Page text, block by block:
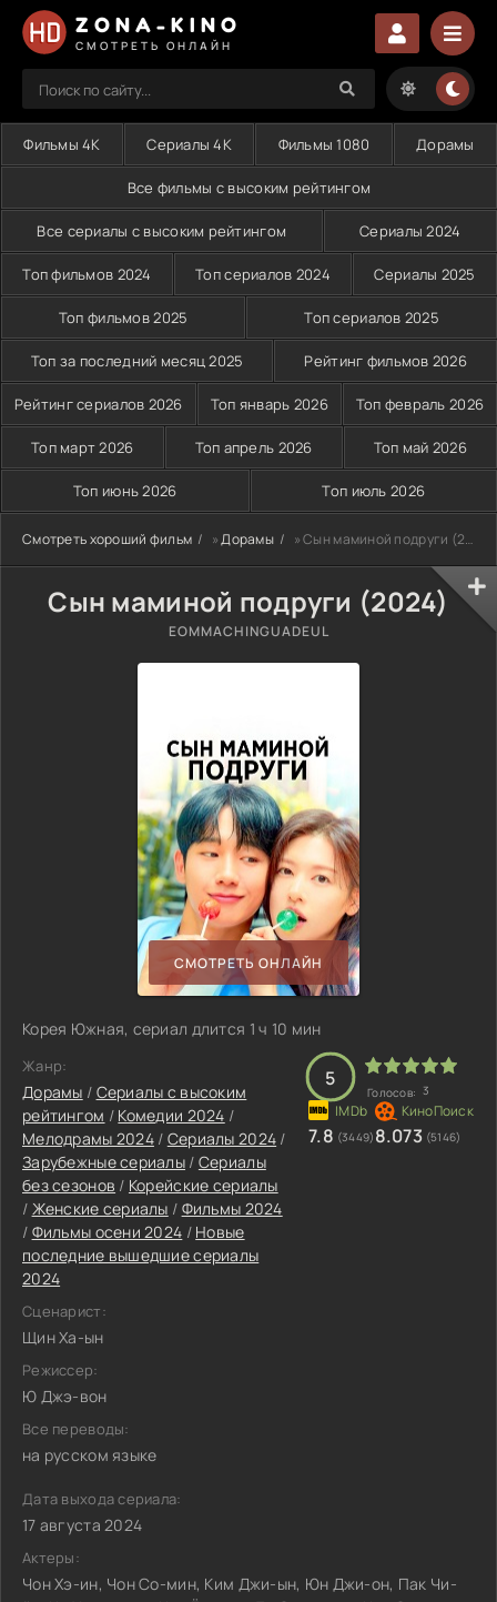
ZONA-KINO
СМОТРЕТЬ ОНЛАЙН
Фильмы 4K Сериалы 4K Фильмы 1080 Дорамы
Все фильмы с высоким рейтингом
Все сериалы с высоким рейтингом Сериалы 2024
Топ фильмов 2024 Топ сериалов 2024 Сериалы 2025
Топ фильмов 2025 Топ сериалов 2025
Топ за последний месяц 2025 Рейтинг фильмов 2026
Рейтинг сериалов 2026 Топ январь 2026 Топ февраль 2026
Топ март 2026 Топ апрель 2026 Топ май 2026
Топ июнь 2026 Топ июль 2026
Смотреть хороший фильм »Дорамы » Сын маминой подруги (2024)
Сын маминой подруги (2024)
EOMMACHINGUADEUL
СМОТРЕТЬ ОНЛАЙН
Корея Южная, сериал длится 1 ч 10 мин
Жанр:
Дорамы / Сериалы с высоким
рейтингом / Комедии 2024 /
Мелодрамы 2024/ Сериалы 2024 /
Зарубежные сериалы / Сериалы
без сезонов / Корейские сериалы
/ Женские сериалы / Фильмы 2024
/ Фильмы осени 2024 / Новые
последние вышедшие сериалы
2024
Сценарист:
Щин Ха-ын
Режиссер:
Ю Джэ-вон
Все переводы:
на русском языке
5
Голосов: 3
7.8 (3449) 8.073 (5146)
Дата выхода сериала:
17 августа 2024
Актеры:
Чон Хэ-ин, Чон Со-мин, Ким Джи-ын, Юн Джи-он, Пак Чи-